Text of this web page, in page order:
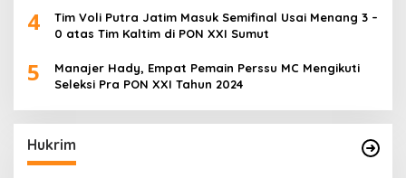
4
Tim Voli Putra Jatim Masuk Semifinal Usai Menang 3 –
0 atas Tim Kaltim di PON XXI Sumut
5
Manajer Hady, Empat Pemain Perssu MC Mengikuti
Seleksi Pra PON XXI Tahun 2024
Hukrim